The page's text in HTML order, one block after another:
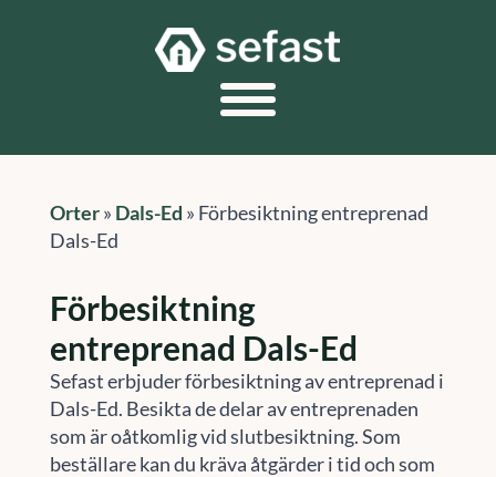
Orter» Dals-Ed » Förbesiktning entreprenad
Dals-Ed
Förbesiktning
entreprenad Dals-Ed
Sefast erbjuder förbesiktning av entreprenad i
Dals-Ed. Besikta de delar av entreprenaden
som är oåtkomlig vid slutbesiktning. Som
beställare kan du kräva åtgärder i tid och som